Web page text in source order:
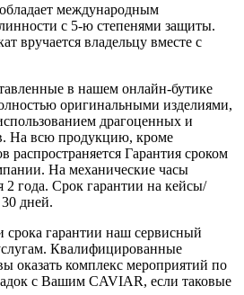
международным
с 5-ю степенями защиты.
вручается владельцу вместе с
в нашем онлайн-бутике
оригинальными изделиями,
драгоценных и
На всю продукцию, кроме
распространяется Гарантия сроком
На механические часы
2 года. Срок гарантии на кейсы/
дней.
срока гарантии наш сервисный
Квалифицированные
оказать комплекс мероприятий по
с Вашим CAVIAR, если таковые